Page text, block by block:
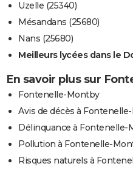
Uzelle (25340)
Mésandans (25680)
Nans (25680)
Meilleurs lycées dans le
En savoir plus sur
Fontenelle-Montby
Avis de décès à
Délinquance à Fontenelle-
Pollution à Fontenelle-
Risques naturels à